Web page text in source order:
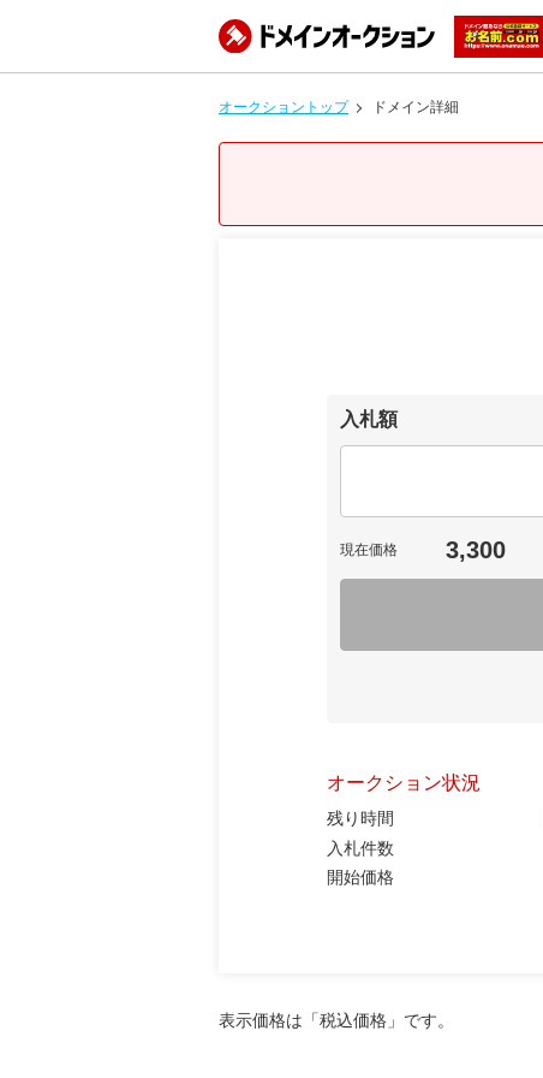
オークショントップ ドメイン詳細
入札額
現在価格 3,300
オークション状況
残り時間
入札件数
開始価格
表示価格は「税込価格」です。